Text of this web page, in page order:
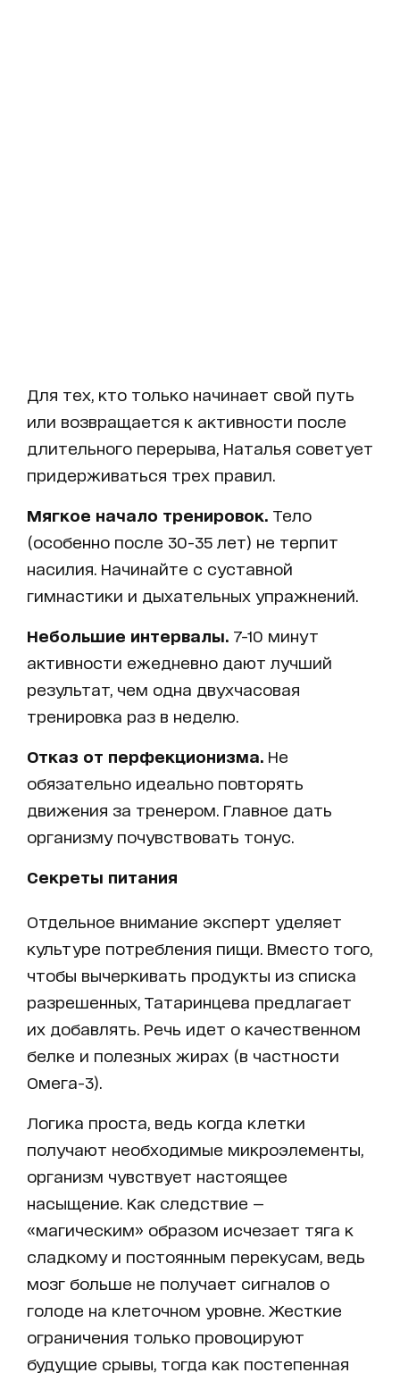
Для тех, кто только начинает свой путь
или возвращается к активности после
длительного перерыва, Наталья советует
придерживаться трех правил.
Мягкое начало тренировок. Тело
(особенно после 30-35 лет) не терпит
насилия. Начинайте с суставной
гимнастики и дыхательных упражнений.
Небольшие интервалы. 7-10 минут
активности ежедневно дают лучший
результат, чем одна двухчасовая
тренировка раз в неделю.
Отказ от перфекционизма. Не
обязательно идеально повторять
движения за тренером. Главное дать
организму почувствовать тонус.
Секреты питания
Отдельное внимание эксперт уделяет
культуре потребления пищи. Вместо того,
чтобы вычеркивать продукты из списка
разрешенных, Татаринцева предлагает
их добавлять. Речь идет о качественном
белке и полезных жирах (в частности
Омега-3).
Логика проста, ведь когда клетки
получают необходимые микроэлементы,
организм чувствует настоящее
насыщение. Как следствие —
«магическим» образом исчезает тяга к
сладкому и постоянным перекусам, ведь
мозг больше не получает сигналов о
голоде на клеточном уровне. Жесткие
ограничения только провоцируют
будущие срывы, тогда как постепенная